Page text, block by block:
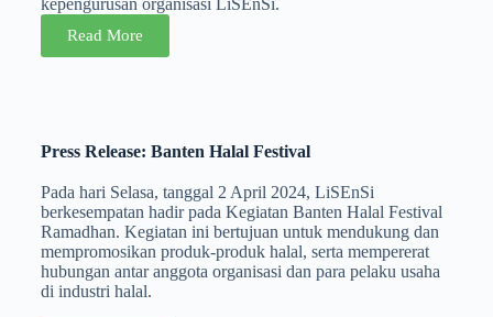
Read More
Press Release: Banten Halal Festival
Pada hari Selasa, tanggal 2 April 2024, LiSEnSi
berkesempatan hadir pada Kegiatan Banten Halal Festival
Ramadhan. Kegiatan ini bertujuan untuk mendukung dan
mempromosikan produk-produk halal, serta mempererat
hubungan antar anggota organisasi dan para pelaku usaha
di industri halal.